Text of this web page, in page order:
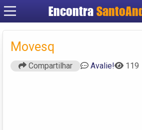
Encontra
Cadastrar
Movesq
Compartilhar Avalie! 119